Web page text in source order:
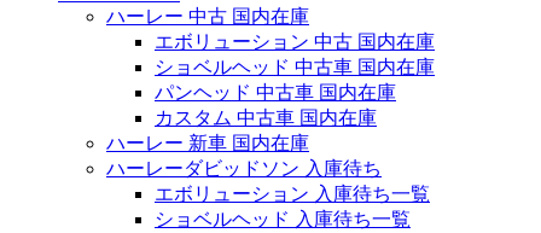
ハーレー 中古 国内在庫
エボリューション 中古 国内在庫
ショベルヘッド 中古車 国内在庫
パンヘッド 中古車 国内在庫
カスタム 中古車 国内在庫
ハーレー 新車 国内在庫
ハーレーダビッドソン 入庫待ち
エボリューション 入庫待ち一覧
ショベルヘッド 入庫待ち一覧